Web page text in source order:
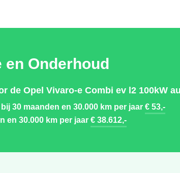
en Onderhoud
de Opel Vivaro-e Combi ev l2 100kW
30 maanden en 30.000 km per jaar€ 53,-
en 30.000 km per jaar€ 38.612,-